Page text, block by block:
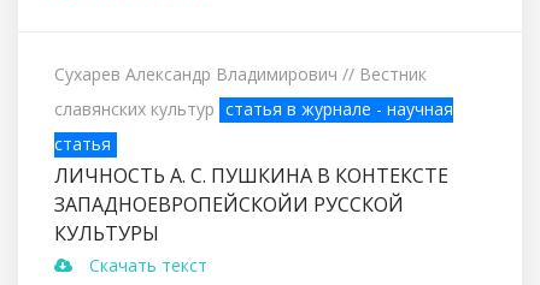
Сухарев Александр Владимирович // Вестник
славянских культур статья в журнале - научная
статья
ЛИЧНОСТЬ А. С. ПУШКИНА В КОНТЕКСТЕ
ЗАПАДНОЕВРОПЕЙСКОЙИ РУССКОЙ
КУЛЬТУРЫ
Скачать текст